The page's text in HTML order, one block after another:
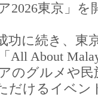
2026東京」を
功に続き、東
All About
のグルメや民
だけるイベン